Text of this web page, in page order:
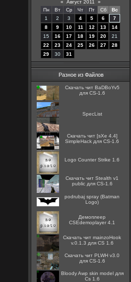
« Август 2011
»
Пн
Вт Ср Чт Пт Сб
Вс
1
2 3 4 5 6
7
8
9 10 11 12 13
14
15
16 17 18 19 20
21
22
23 24 25 26 27
28
29
30 31
Разное из Файлов
Скачать чит BaDBoYv5
для CS-1.6
SpecList
Скачать чит [sXe 4.4]
SimpleHack для CS-1.6
Logo Counter Strike 1.6
Скачать чит Stealth v1
public для CS-1.6
podrubaj spray (Batman
Logo)
Демоплеер
CSEdemoplayer 4.1
Скачать чит mainzoHook
v.0.1.3 для CS 1.6
Скачать чит PLWH v3.0
для CS-1.6
Bloody Awp skin model для
Cs 1.6